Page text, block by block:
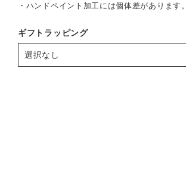
・ハンドペイント加工には個体差があります。
ギフトラッピング